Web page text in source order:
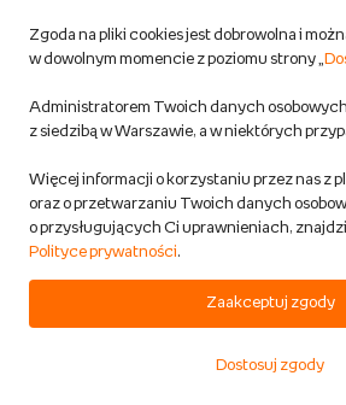
Tuesdays with
Young Man,
Albom Mitch
Przewidywana
w 16-21 dni rob.
Możliwa dostawa
68,40 zł
DODAJ DO
Zgoda na pliki cookies jest dobrowolna i
w dowolnym momencie z poziomu strony „
Administratorem Twoich danych osobowych
z siedzibą w Warszawie, a w niektórych
Więcej informacji o korzystaniu przez nas z
oraz o przetwarzaniu Twoich danych
o przysługujących Ci uprawnieniach,
Polityce prywatności.
Zaakceptuj zgody
Dostosuj zgody